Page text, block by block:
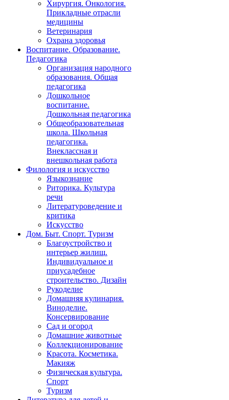
Хирургия. Онкология.
Прикладные отрасли
медицины
Ветеринария
Охрана здоровья
Воспитание. Образование.
Педагогика
Организация народного
образования. Общая
педагогика
Дошкольное
воспитание.
Дошкольная педагогика
Общеобразовательная
школа. Школьная
педагогика.
Внеклассная и
внешкольная работа
Филология и искусство
Языкознание
Риторика. Культура
речи
Литературоведение и
критика
Искусство
Дом. Быт. Спорт. Туризм
Благоустройство и
интерьер жилищ.
Индивидуальное и
приусадебное
строительство. Дизайн
Рукоделие
Домашняя кулинария.
Виноделие.
Консервирование
Сад и огород
Домашние животные
Коллекционирование
Красота. Косметика.
Макияж
Физическая культура.
Спорт
Туризм